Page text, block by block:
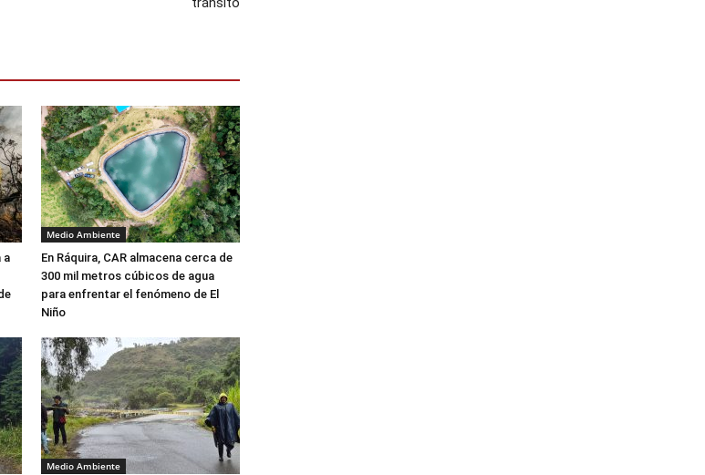
a
Medio Ambiente
En Ráquira, CAR almacena cerca de
300 mil metros cúbicos de agua
para enfrentar el fenómeno de El
Niño
Medio Ambiente